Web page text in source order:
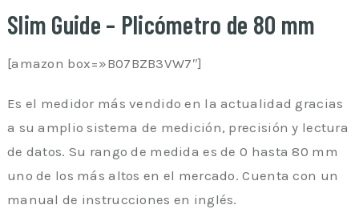
Slim Guide – Plicómetro de 80 mm
[amazon box=»B07BZB3VW7″]
Es el medidor más vendido en la actualidad gracias
a su amplio sistema de medición, precisión y lectura
de datos. Su rango de medida es de 0 hasta 80 mm
uno de los más altos en el mercado. Cuenta con un
manual de instrucciones en inglés.